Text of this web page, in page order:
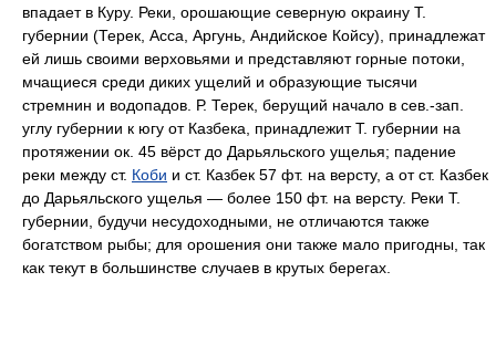
впадает в Куру. Реки, орошающие северную окраину Т.
губернии (Терек, Асса, Аргунь, Андийское Койсу), принадлежат
ей лишь своими верховьями и представляют горные потоки,
мчащиеся среди диких ущелий и образующие тысячи
стремнин и водопадов. Р. Терек, берущий начало в сев.-зап.
углу губернии к югу от Казбека, принадлежит Т. губернии на
протяжении ок. 45 вёрст до Дарьяльского ущелья; падение
реки между ст. Коби и ст. Казбек 57 фт. на версту, а от ст. Казбек
до Дарьяльского ущелья — более 150 фт. на версту. Реки Т.
губернии, будучи несудоходными, не отличаются также
богатством рыбы; для орошения они также мало пригодны, так
как текут в большинстве случаев в крутых берегах.